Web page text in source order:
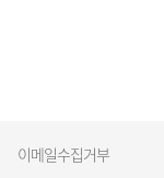
이메일수집거부